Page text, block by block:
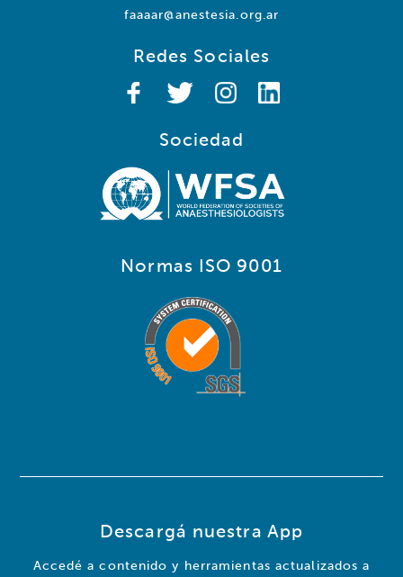
faaaar@anestesia.org.ar
Redes Sociales
Sociedad
Normas ISO 9001
Descargá nuestra App
Accedé a contenido y herramientas actualizados a